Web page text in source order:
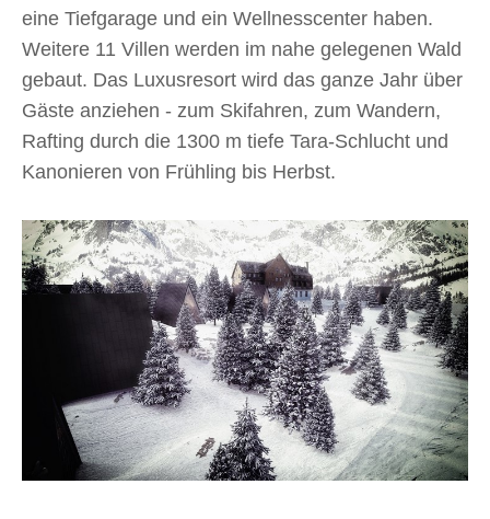
eine Tiefgarage und ein Wellnesscenter haben.
Weitere 11 Villen werden im nahe gelegenen Wald
gebaut. Das Luxusresort wird das ganze Jahr über
Gäste anziehen - zum Skifahren, zum Wandern,
Rafting durch die 1300 m tiefe Tara-Schlucht und
Kanonieren von Frühling bis Herbst.